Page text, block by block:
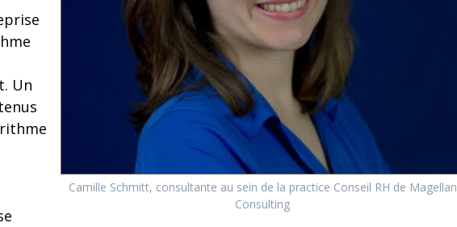
Camille Schmitt, consultante au sein de la practice Conseil RH de Magellan
Consulting
Un